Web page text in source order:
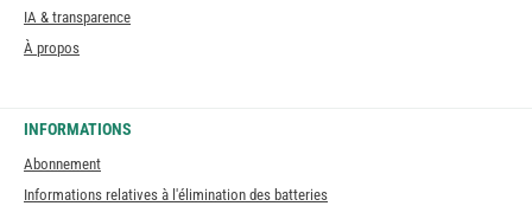
IA & transparence
À propos
INFORMATIONS
Abonnement
Informations relatives à l'élimination des batteries